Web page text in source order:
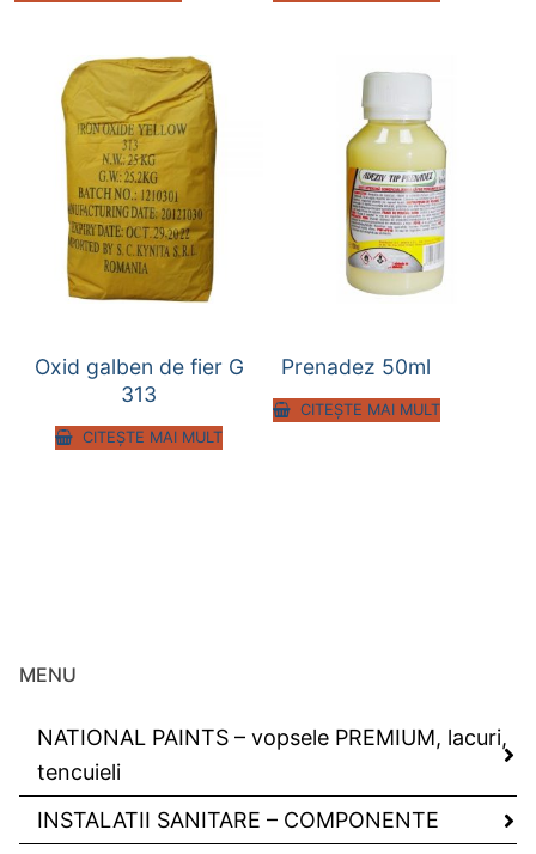
Oxid galben de fier G
313
CITEȘTE MAI MULT
Prenadez 50ml
CITEȘTE MAI MULT
MENU
NATIONAL PAINTS – vopsele PREMIUM, lacuri,
tencuieli
INSTALATII SANITARE – COMPONENTE